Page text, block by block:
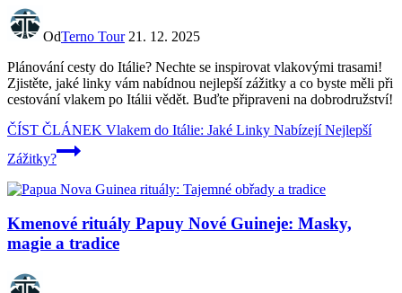
OdTerno Tour 21. 12. 2025
Plánování cesty do Itálie? Nechte se inspirovat vlakovými trasami!
Zjistěte, jaké linky vám nabídnou nejlepší zážitky a co byste měli při
cestování vlakem po Itálii vědět. Buďte připraveni na dobrodružství!
ČÍST ČLÁNEK Vlakem do Itálie: Jaké Linky Nabízejí Nejlepší
Zážitky?
Kmenové rituály Papuy Nové Guineje: Masky,
magie a tradice